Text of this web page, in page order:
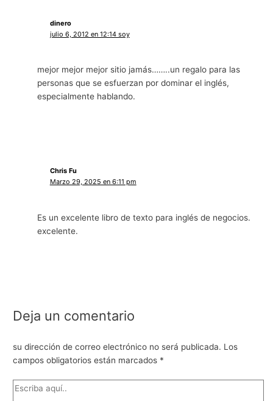
dinero
julio 6, 2012 en 12:14 soy
mejor mejor mejor sitio jamás……..un regalo para las
personas que se esfuerzan por dominar el inglés,
especialmente hablando.
Chris Fu
Marzo 29, 2025 en 6:11 pm
Es un excelente libro de texto para inglés de negocios.
excelente.
Deja un comentario
su dirección de correo electrónico no será publicada. Los
campos obligatorios están marcados *